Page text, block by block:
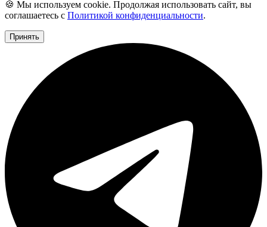
🍪 Мы используем cookie. Продолжая использовать сайт, вы
соглашаетесь с Политикой конфиденциальности.
Принять